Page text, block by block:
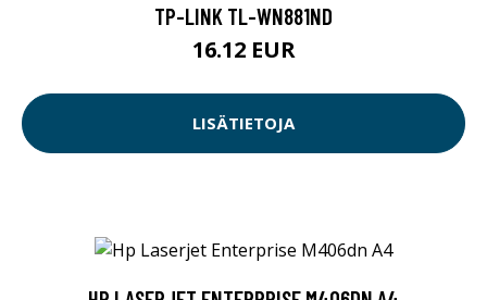
TP-LINK TL-WN881ND
16.12 EUR
LISÄTIETOJA